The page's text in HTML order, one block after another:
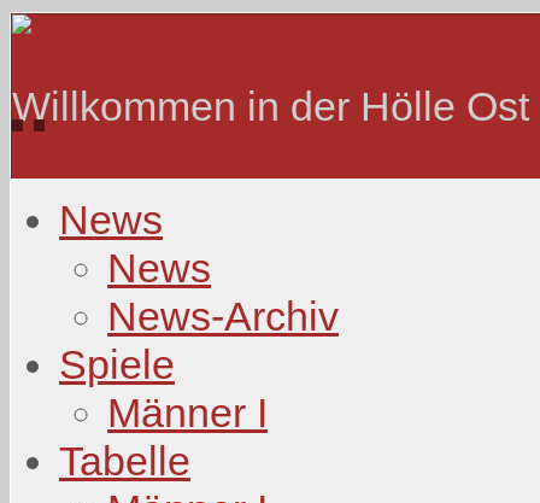
Willkommen in der Hölle Ost
News
News
News-Archiv
Spiele
Männer I
Tabelle